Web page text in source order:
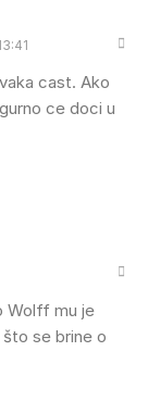
cast. Ako
ce doci u
Wolff mu je
se brine o